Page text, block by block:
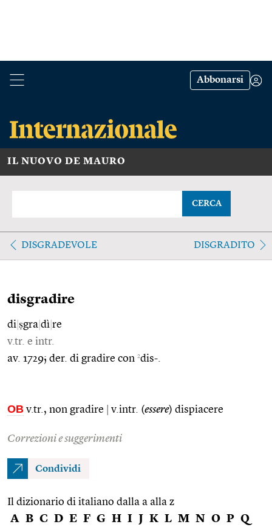
Abbonarsi
IL NUOVO DE MAURO
CERCA
DISGRADEVOLE DISGRADITO
disgradire
di ṣgra dì re
v.tr. e intr.
av. 1729; der. di gradire con 2dis-.
OB v.tr., non gradire v.intr. (essere) dispiacere
Correzioni e suggerimenti
Condividi
Il dizionario di italiano dalla a alla z
A B C D E F G H I J K L M N O P Q